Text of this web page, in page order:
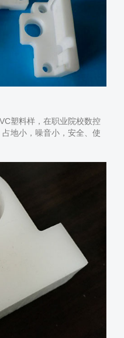
塑料样，在职业院校数控
地小，噪音小，安全、使